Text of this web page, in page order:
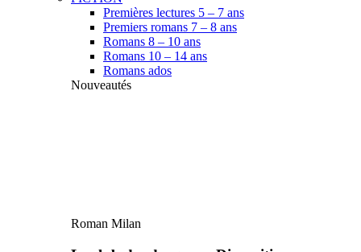
Premières lectures 5 – 7 ans
Premiers romans 7 – 8 ans
Romans 8 – 10 ans
Romans 10 – 14 ans
Romans ados
Nouveautés
Roman Milan